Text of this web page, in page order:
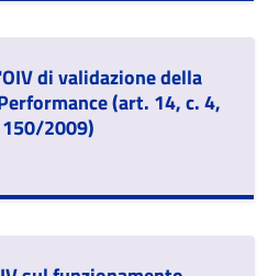
di validazione della
(art. 14, c. 4,
2009)